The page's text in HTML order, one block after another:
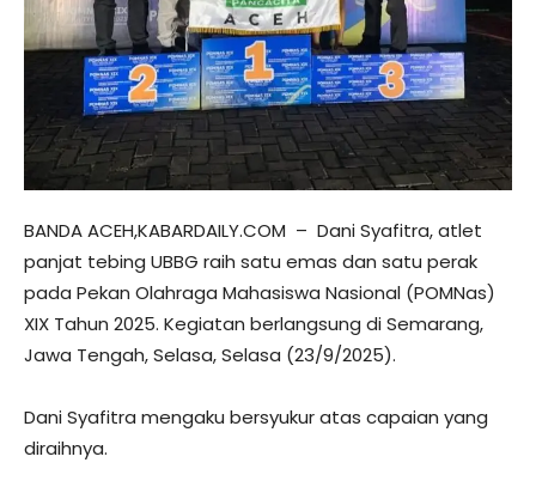
BANDA ACEH,KABARDAILY.COM – Dani Syafitra, atlet
panjat tebing UBBG raih satu emas dan satu perak
pada Pekan Olahraga Mahasiswa Nasional (POMNas)
XIX Tahun 2025. Kegiatan berlangsung di Semarang,
Jawa Tengah, Selasa, Selasa (23/9/2025).
Dani Syafitra mengaku bersyukur atas capaian yang
diraihnya.